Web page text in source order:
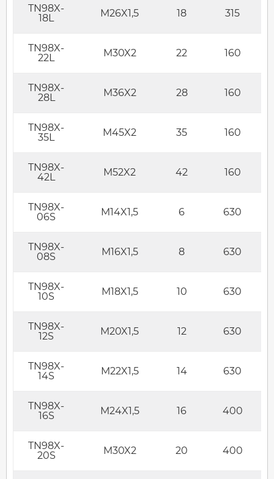
TN98X-
18L
M26X1,5 18 315
TN98X-
22L
M30X2 22 160
TN98X-
28L
M36X2 28 160
TN98X-
35L
M45X2 35 160
TN98X-
42L
M52X2 42 160
TN98X-
06S
M14X1,5 6 630
TN98X-
08S
M16X1,5 8 630
TN98X-
10S
M18X1,5 10 630
TN98X-
12S
M20X1,5 12 630
TN98X-
14S
M22X1,5 14 630
TN98X-
16S
M24X1,5 16 400
TN98X-
20S
M30X2 20 400